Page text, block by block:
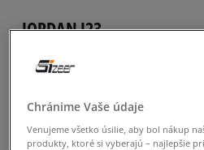
JORDAN J23
59,99€cena s DPH
Chránime Vaše údaje
Venujeme všetko úsilie, aby bol nákup
produkty, ktoré si vyberajú – najlepšie